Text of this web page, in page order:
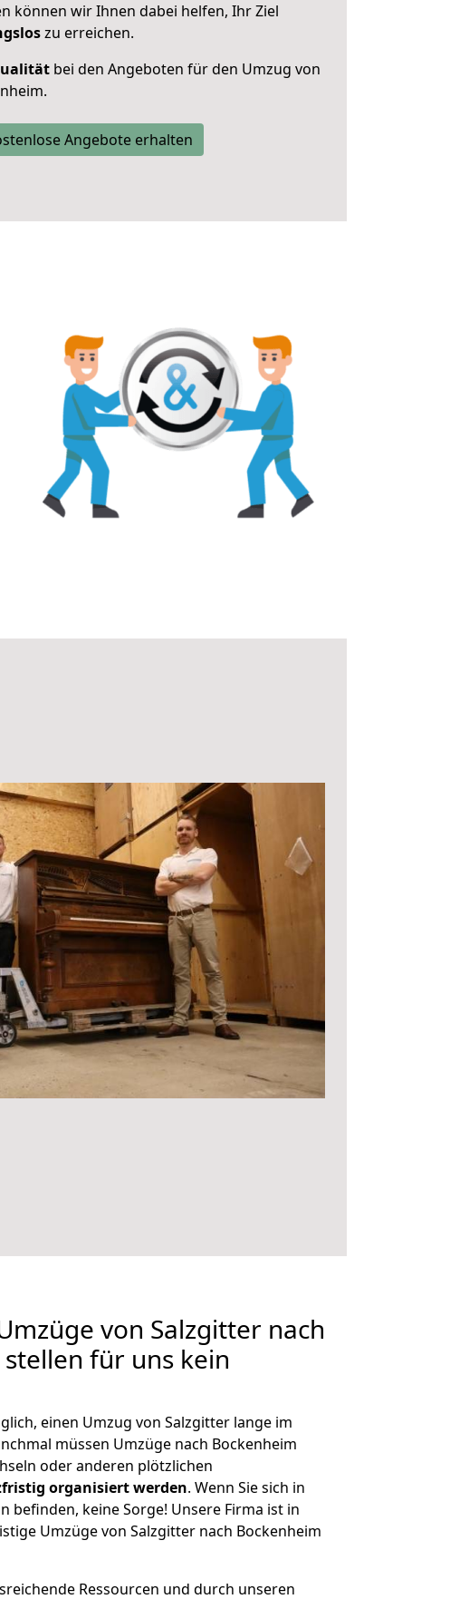
können wir Ihnen dabei helfen, Ihr Ziel
zu erreichen.
bei den Angeboten für den Umzug von
Angebote erhalten
von Salzgitter nach
für uns kein
einen Umzug von Salzgitter lange im
müssen Umzüge nach Bockenheim
oder anderen plötzlichen
organisiert werden. Wenn Sie sich in
befinden, keine Sorge! Unsere Firma ist in
Umzüge von Salzgitter nach Bockenheim
Ressourcen und durch unseren